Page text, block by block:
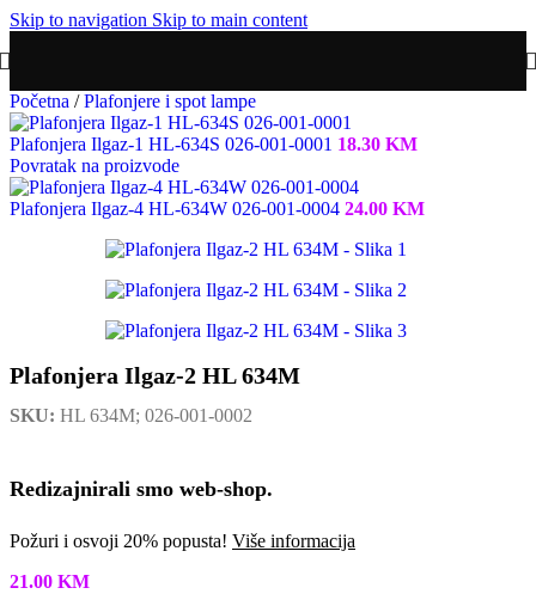
Skip to navigation Skip to main content
Početna / Plafonjere i spot lampe
Plafonjera Ilgaz-1 HL-634S 026-001-0001 18.30 KM
Povratak na proizvode
Plafonjera Ilgaz-4 HL-634W 026-001-0004 24.00 KM
Plafonjera Ilgaz-2 HL 634M
SKU: HL 634M; 026-001-0002
Redizajnirali smo web-shop.
Požuri i osvoji 20% popusta! Više informacija
21.00 KM